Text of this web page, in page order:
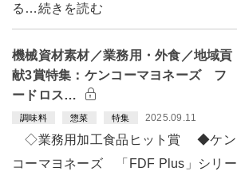
る…続きを読む
機械資材素材／業務用・外食／地域貢
献3賞特集：ケンコーマヨネーズ フ
ードロス…
調味料 惣菜 特集 2025.09.11
◇業務用加工食品ヒット賞 ◆ケン
コーマヨネーズ 「FDF Plus」シリー